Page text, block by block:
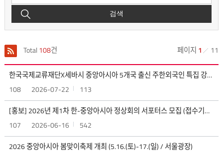
검색
Total 108건 페이지 1 11
108
한국국제교류재단X세바시 중앙아시아 5개국 출신 주한외국인 특집 강연회 <중앙아시아, 상생의 미래를 열다> (신청기간 -8/17(월)까지)
2026-07-22
113
107
[홍보] 2026년 제1차 한-중앙아시아 정상회의 서포터스 모집 (접수기간: 6/15 - 6/25)
2026-06-16
542
2026 중앙아시아 봄맞이축제 개최 (5.16.(토)-17.(일) / 서울광장)